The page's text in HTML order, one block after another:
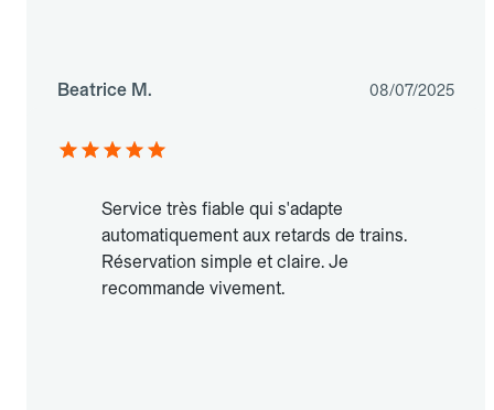
Beatrice M. 08/07/2025
Service très fiable qui s'adapte
automatiquement aux retards de trains.
Réservation simple et claire. Je
recommande vivement.